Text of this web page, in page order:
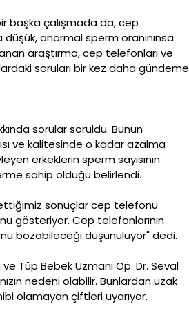
başka çalışmada da, cep
anormal sperm oranınınsa
araştırma, cep telefonları ve
soruları bir kez daha gündeme
sorular soruldu. Bunun
ve kalitesinde o kadar azalma
erkeklerin sperm sayısının
sahip olduğu belirlendi.
ettiğimiz sonuçlar cep telefonu
gösteriyor. Cep telefonlarının
bozabileceği düşünülüyor" dedi.
Tüp Bebek Uzmanı Op. Dr. Seval
nedeni olabilir. Bunlardan uzak
olamayan çiftleri uyarıyor.